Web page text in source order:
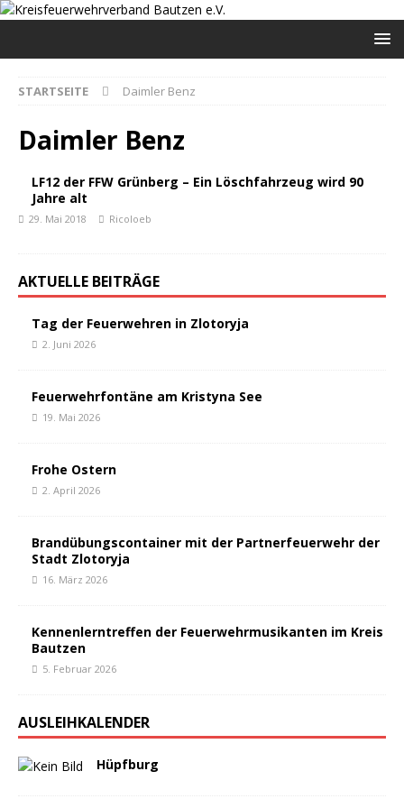
STARTSEITE Daimler Benz
Daimler Benz
LF12 der FFW Grünberg – Ein Löschfahrzeug wird 90
Jahre alt
29. Mai 2018 Ricoloeb
AKTUELLE BEITRÄGE
Tag der Feuerwehren in Zlotoryja
2. Juni 2026
Feuerwehrfontäne am Kristyna See
19. Mai 2026
Frohe Ostern
2. April 2026
Brandübungscontainer mit der Partnerfeuerwehr der
Stadt Zlotoryja
16. März 2026
Kennenlerntreffen der Feuerwehrmusikanten im Kreis
Bautzen
5. Februar 2026
AUSLEIHKALENDER
Hüpfburg